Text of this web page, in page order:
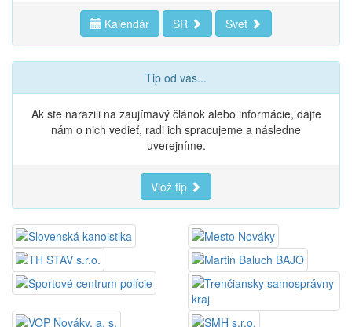
Kalendár SR Svet
Tip od vás...
Ak ste narazili na zaujímavý článok alebo informácie, dajte
nám o nich vedieť, radi ich spracujeme a následne
uverejníme.
Vlož tip